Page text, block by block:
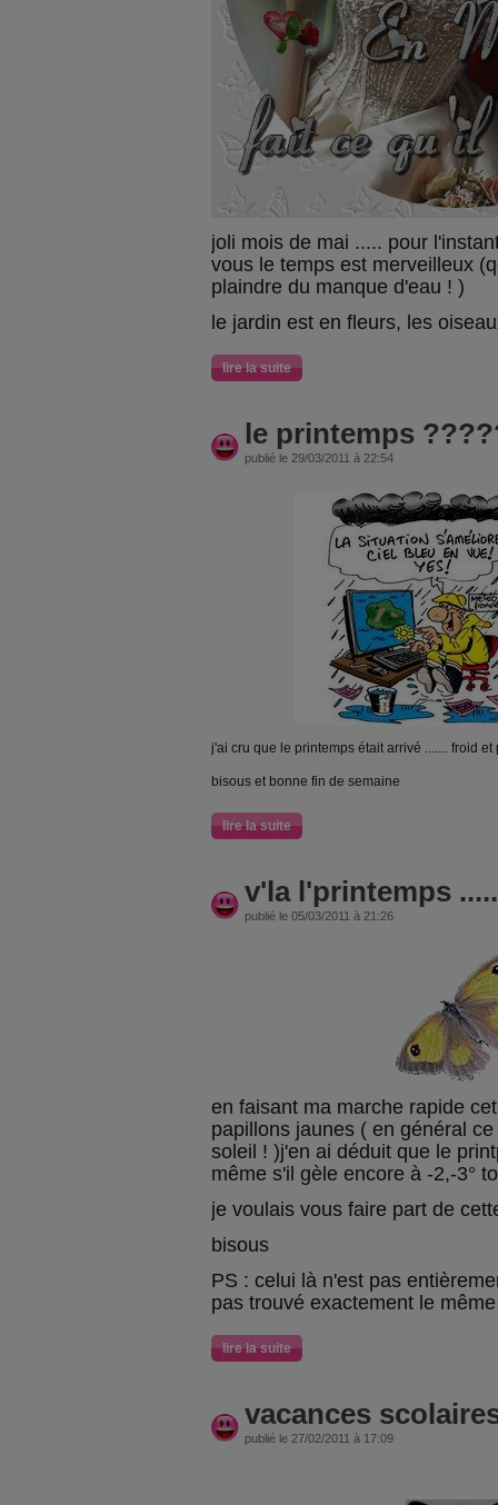
joli mois de mai ..... pour
vous le temps est merveilleux
plaindre du manque d'eau ! )
le jardin est en fleurs, les
lire la suite
le printemps
publié le 29/03/2011 à 22:54
j'ai cru que le printemps était arrivé ....... froid
bisous et bonne fin de semaine
lire la suite
v'la l'printemps
publié le 05/03/2011 à 21:26
en faisant ma marche rapide
papillons jaunes ( en général
soleil ! )j'en ai déduit que le
même s'il gèle encore à -2,-3°
je voulais vous faire part de
bisous
PS : celui là n'est pas
pas trouvé exactement le
lire la suite
vacances
publié le 27/02/2011 à 17:09